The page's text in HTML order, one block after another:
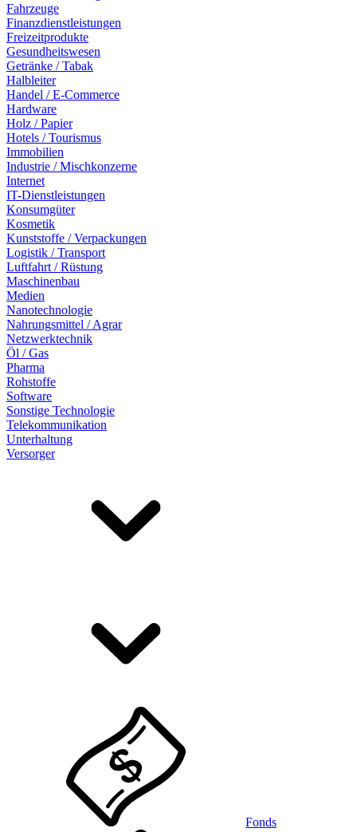
Fahrzeuge
Finanzdienstleistungen
Freizeitprodukte
Gesundheitswesen
Getränke / Tabak
Halbleiter
Handel / E-Commerce
Hardware
Holz / Papier
Hotels / Tourismus
Immobilien
Industrie / Mischkonzerne
Internet
IT-Dienstleistungen
Konsumgüter
Kosmetik
Kunststoffe / Verpackungen
Logistik / Transport
Luftfahrt / Rüstung
Maschinenbau
Medien
Nanotechnologie
Nahrungsmittel / Agrar
Netzwerktechnik
Öl / Gas
Pharma
Rohstoffe
Software
Sonstige Technologie
Telekommunikation
Unterhaltung
Versorger
Fonds